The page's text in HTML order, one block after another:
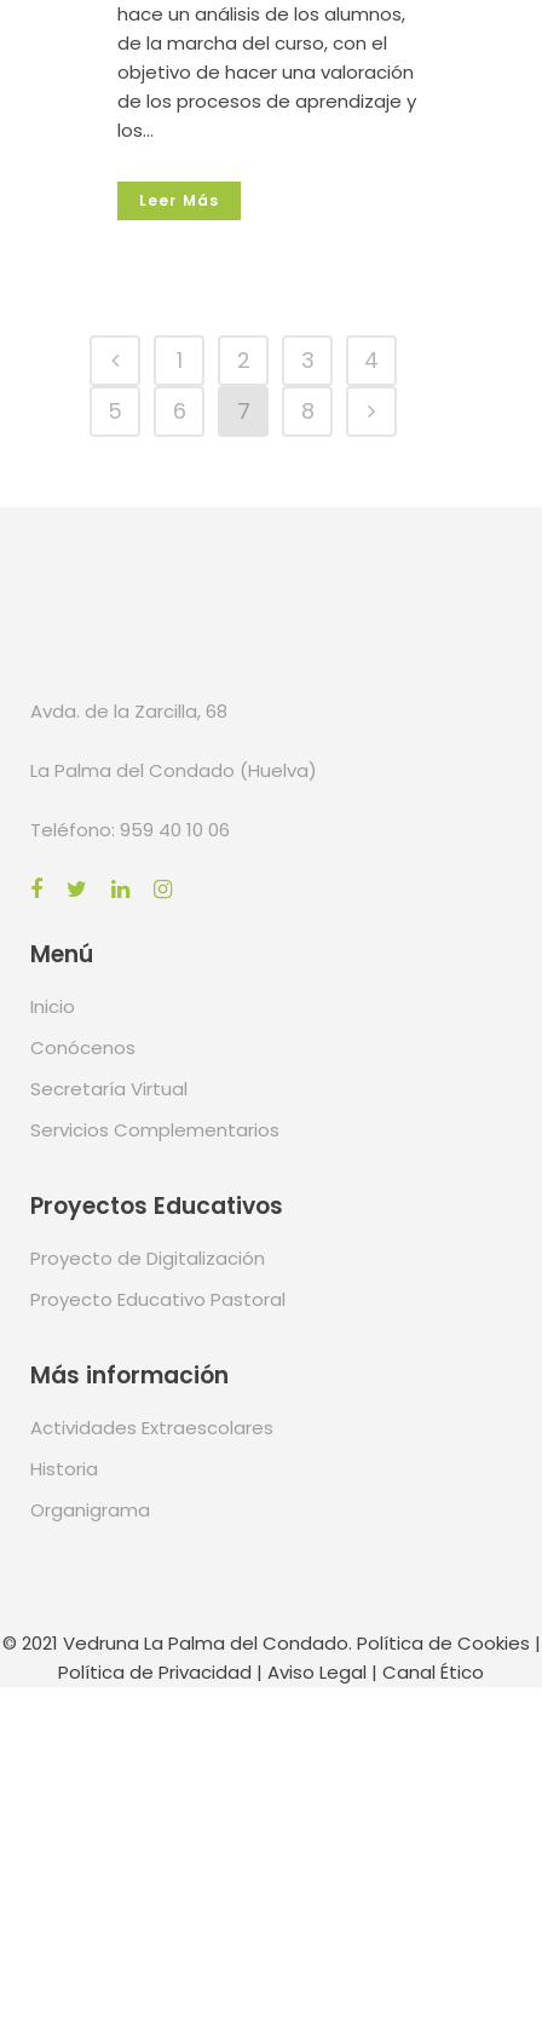
hace un análisis de los alumnos,
de la marcha del curso, con el
objetivo de hacer una valoración
de los procesos de aprendizaje y
los...
Leer Más
1 2 3
4
5
6 7 8
Avda. de la Zarcilla, 68
La Palma del Condado (Huelva)
Teléfono: 959 40 10 06
Menú
Inicio
Conócenos
Secretaría Virtual
Servicios Complementarios
Proyectos Educativos
Proyecto de Digitalización
Proyecto Educativo Pastoral
Más información
Actividades Extraescolares
Historia
Organigrama
© 2021 Vedruna La Palma del Condado. Política de Cookies |
Política de Privacidad | Aviso Legal | Canal Ético